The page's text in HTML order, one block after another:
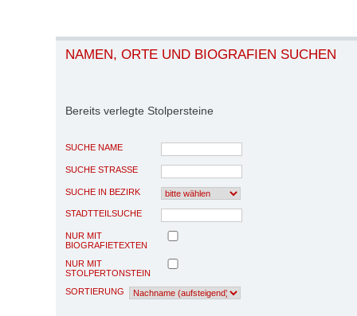
NAMEN, ORTE UND BIOGRAFIEN SUCHEN
Bereits verlegte Stolpersteine
SUCHE NAME
SUCHE STRASSE
SUCHE IN BEZIRK
STADTTEILSUCHE
NUR MIT
BIOGRAFIETEXTEN
NUR MIT
STOLPERTONSTEIN
SORTIERUNG